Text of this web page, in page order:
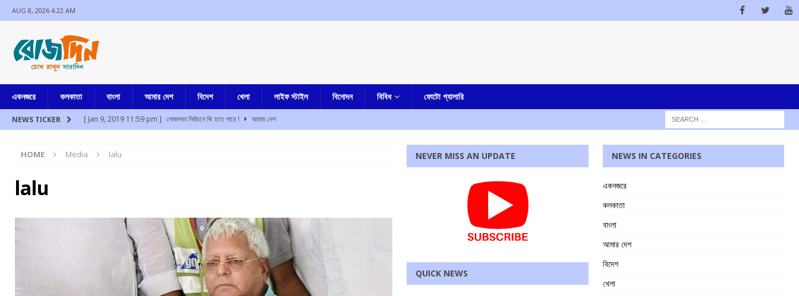
AUG 8, 2026 4:22 AM
একনজরে কলকাতা বাংলা আমার দেশ বিদেশ খেলা লাইফ স্টাইল বিনোদন বিবিধ ফোটো গ্যালারি
NEWS TICKER [ Jan 9, 2019 11:59 pm ] লোকসভা নির্বাচনে কি হতে পারে !
আমার দেশ
[ Aug 8, 2026 2:42 am ]
[ Aug 8, 2026 12:42 am ] অসমে মিজোরামের দুই নাবালিকা অপহরণ, ধর্ষণ, ধৃত তিন
এক নজরে
[ Jul 17, 2024 3:35 pm ]
চুরির অপবাদে একই পরিবারের ৩ সদস্যকে মারধোর, উত্তেজনা ডোমজুর এলাকায়..
HOME Media lalu
lalu
NEVER MISS AN UPDATE
QUICK NEWS
NEWS IN CATEGORIES
একনজরে
কলকাতা
বাংলা
আমার দেশ
বিদেশ
খেলা